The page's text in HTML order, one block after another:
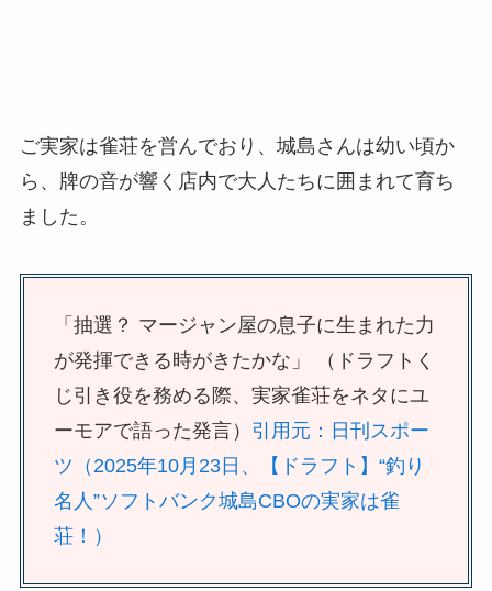
ご実家は雀荘を営んでおり、城島さんは幼い頃か
ら、牌の音が響く店内で大人たちに囲まれて育ち
ました。
「抽選？ マージャン屋の息子に生まれた力
が発揮できる時がきたかな」 （ドラフトく
じ引き役を務める際、実家雀荘をネタにユ
ーモアで語った発言） 引用元：日刊スポー
ツ（2025年10月23日、【ドラフト】“釣り
名人”ソフトバンク城島CBOの実家は雀
荘！）